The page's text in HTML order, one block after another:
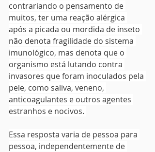
contrariando o pensamento de
muitos, ter uma reação alérgica
após a picada ou mordida de inseto
não denota fragilidade do sistema
imunológico, mas denota que o
organismo está lutando contra
invasores que foram inoculados pela
pele, como saliva, veneno,
anticoagulantes e outros agentes
estranhos e nocivos.
Essa resposta varia de pessoa para
pessoa, independentemente de